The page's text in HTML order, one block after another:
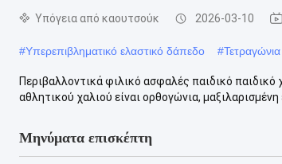
Υπόγεια από καουτσούκ 2026-03-10
#Υπερεπιβληματικό ελαστικό δάπεδο #
Περιβαλλοντικά φιλικό ασφαλές παιδικό
αθλητικού χαλιού είναι ορθογώνια, μαξιλαρισμένη
Μηνύματα επισκέπτη